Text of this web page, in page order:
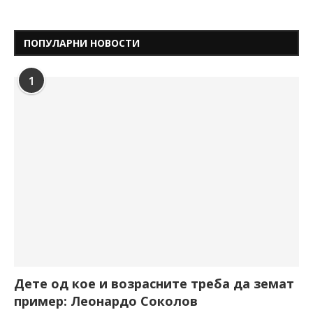
ПОПУЛАРНИ НОВОСТИ
1
Дете од кое и возрасните треба да земат
пример: Леонардо Соколов